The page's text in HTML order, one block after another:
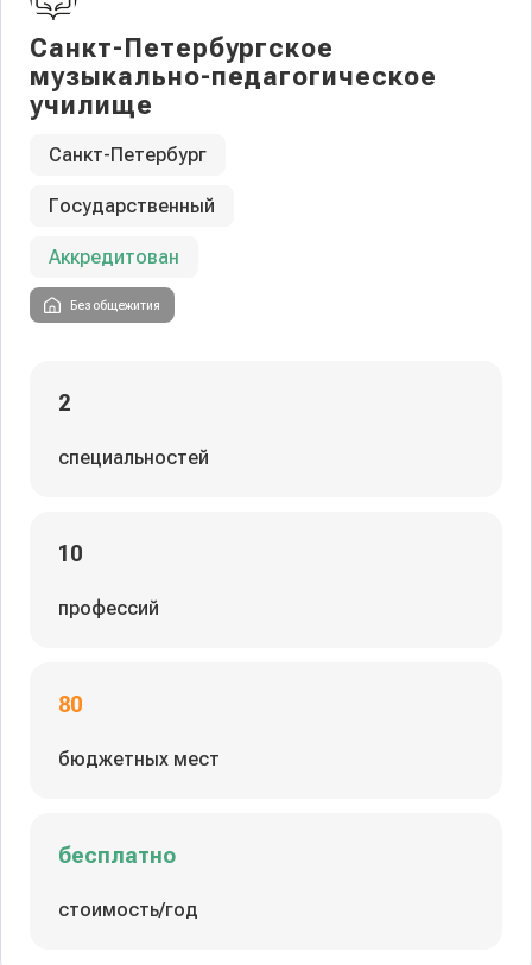
Санкт-Петербургское
музыкально-педагогическое
училище
Санкт-Петербург
Государственный
Аккредитован
Без общежития
2
специальностей
10
профессий
80
бюджетных мест
бесплатно
стоимость/год